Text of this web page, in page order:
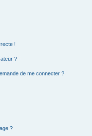
!
?
de me connecter ?
?